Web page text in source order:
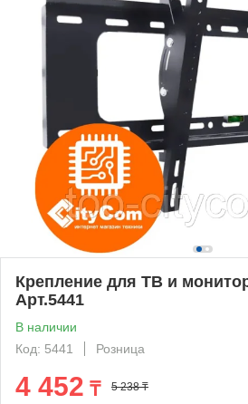
Крепление для ТВ и
Арт.5441
В наличии
Код: 5441
Розница
4 452 ₸ 5 238 ₸